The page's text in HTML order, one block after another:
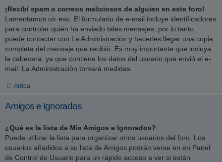
¡Recibí spam o correos maliciosos de alguien en este foro!
Lamentamos oír eso. El formulario de e-mail incluye identificadores
para controlar quién ha enviado tales mensajes, por lo tanto,
puede contactar con La Administración y hacerles llegar una copia
completa del mensaje que recibió. Es muy importante que incluya
la cabecera, ya que contiene los datos del usuario que envió el e-
mail. La Administración tomará medidas.
Arriba
Amigos e Ignorados
¿Qué es la lista de Mis Amigos e Ignorados?
Puede utilizar la lista para organizar otros usuarios del foro. Los
usuarios añadidos a su lista de Amigos podrán verse en en Panel
de Control de Usuario para un rápido acceso a ver si están